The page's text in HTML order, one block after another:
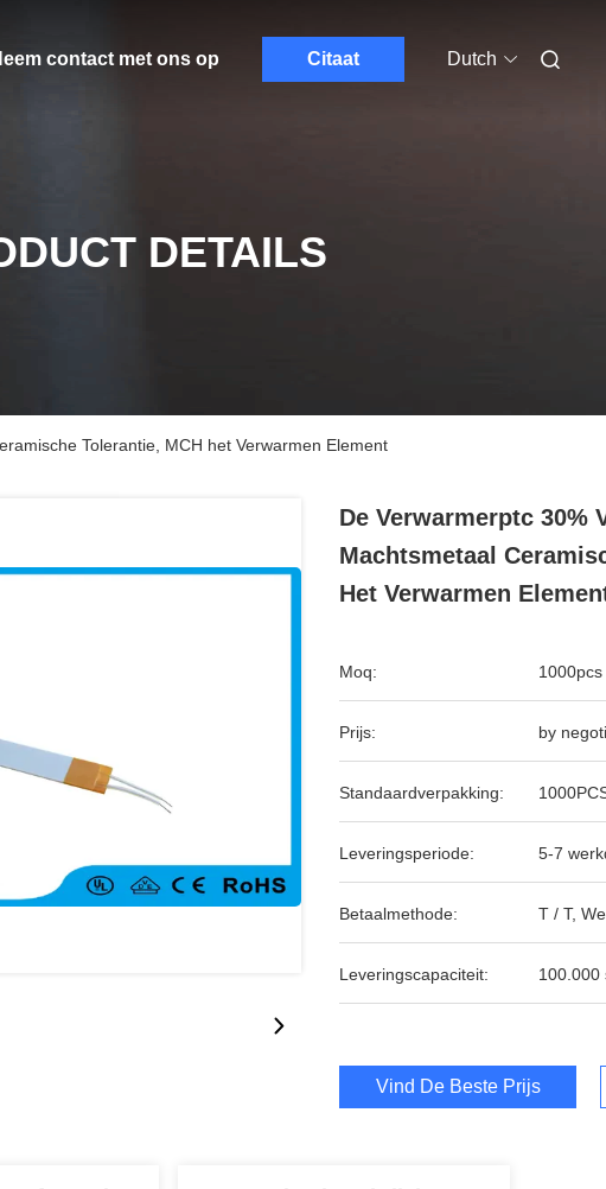
contact met ons op Citaat Dutch
DETAILS
Tolerantie, MCH het Verwarmen Element
De Verwarmerptc 30%
Machtsmetaal
Het Verwarmen
Moq: 1000pcs
Prijs: by
Standaardverpakking:
Leveringsperiode: 5-7
Betaalmethode: T / T,
Leveringscapaciteit: 100.000
Vind De Beste Prijs